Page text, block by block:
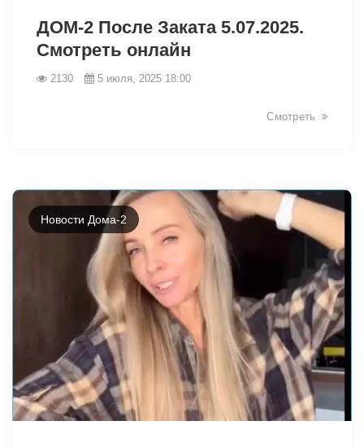
ДОМ-2 После Заката 5.07.2025.
Смотреть онлайн
2130 5 июля, 2025 18:00
Смотреть
Новости Дома-2